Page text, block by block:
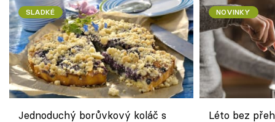
SLADKÉ
Jednoduchý borůvkový koláč s
NOVINKY
Léto bez